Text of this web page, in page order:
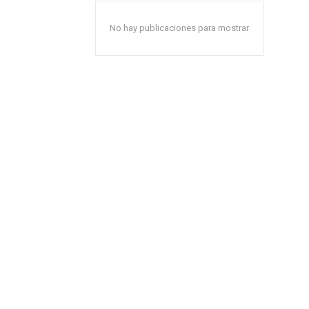
No hay publicaciones para mostrar